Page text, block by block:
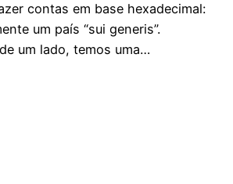
contas em base hexadecimal:
um país “sui generis”.
um lado, temos uma…